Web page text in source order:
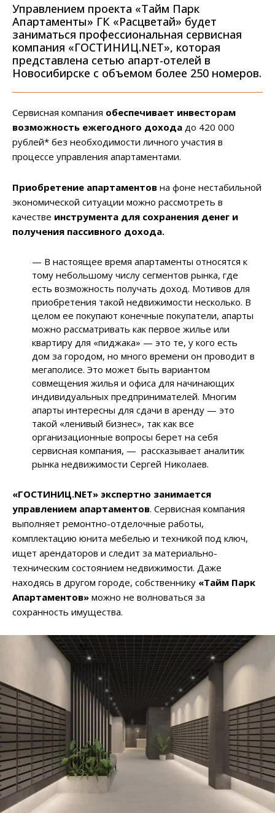
Управлением проекта «Тайм Парк
Апартаменты» ГК «Расцветай» будет
заниматься профессиональная сервисная
компания «ГОСТИНИЦ.NET», которая
представлена сетью апарт-отелей в
Новосибирске с объемом более 250 номеров.
Сервисная компания обеспечивает инвесторам
возможность ежегодного дохода до 420 000
рублей* без необходимости личного участия в
процессе управления апартаментами.
Приобретение апартаментов на фоне нестабильной
экономической ситуации можно рассмотреть в
качестве инструмента для сохранения денег и
получения пассивного дохода.
— В настоящее время апартаменты относятся к
тому небольшому числу сегментов рынка, где
есть возможность получать доход. Мотивов для
приобретения такой недвижимости несколько. В
целом ее покупают конечные покупатели, апарты
можно рассматривать как первое жилье или
квартиру для «пиджака» — это те, у кого есть
дом за городом, но много времени он проводит в
мегаполисе. Это может быть вариантом
совмещения жилья и офиса для начинающих
индивидуальных предпринимателей. Многим
апарты интересны для сдачи в аренду — это
такой «ленивый бизнес», так как все
организационные вопросы берет на себя
сервисная компания, —рассказывает аналитик
рынка недвижимости Сергей Николаев.
«ГОСТИНИЦ.NET» экспертно занимается
управлением апартаментов. Сервисная компания
выполняет ремонтно-отделочные работы,
комплектацию юнита мебелью и техникой под ключ,
ищет арендаторов и следит за материально-
техническим состоянием недвижимости. Даже
находясь в другом городе, собственнику «Тайм Парк
Апартаментов» можно не волноваться за
сохранность имущества.